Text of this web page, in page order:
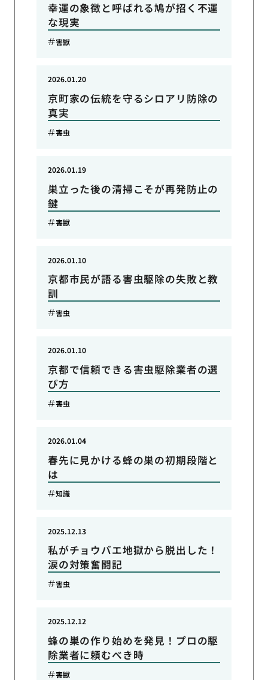
幸運の象徴と呼ばれる鳩が招く不運
な現実
害獣
京町家の伝統を守るシロアリ防除の
真実
2026.01.20
害虫
巣立った後の清掃こそが再発防止の
鍵
2026.01.19
害獣
京都市民が語る害虫駆除の失敗と教
訓
2026.01.10
害虫
京都で信頼できる害虫駆除業者の選
び方
2026.01.10
害虫
春先に見かける蜂の巣の初期段階と
は
2026.01.04
知識
私がチョウバエ地獄から脱出した！
涙の対策奮闘記
2025.12.13
害虫
蜂の巣の作り始めを発見！プロの駆
除業者に頼むべき時
2025.12.12
害獣